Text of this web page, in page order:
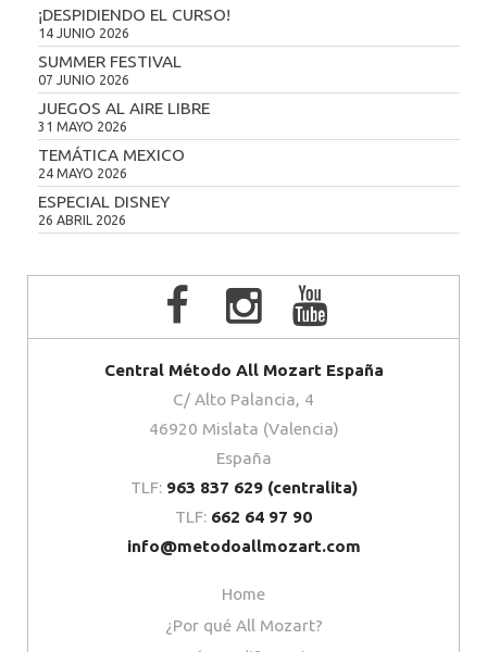
¡DESPIDIENDO EL CURSO!
14 JUNIO 2026
SUMMER FESTIVAL
07 JUNIO 2026
JUEGOS AL AIRE LIBRE
31 MAYO 2026
TEMÁTICA MEXICO
24 MAYO 2026
ESPECIAL DISNEY
26 ABRIL 2026
Central Método All Mozart España
C/ Alto Palancia, 4
46920 Mislata (Valencia)
España
TLF: 963 837 629 (centralita)
TLF: 662 64 97 90
info@metodoallmozart.com
Home
¿Por qué All Mozart?